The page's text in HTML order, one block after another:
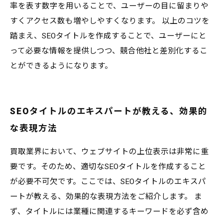
率を表す数字を用いることで、ユーザーの目に留まりや
すくアクセス数も増やしやすくなります。 以上のコツを
踏まえ、SEOタイトルを作成することで、ユーザーにと
って必要な情報を提供しつつ、競合他社と差別化するこ
とができるようになります。
SEOタイトルのエキスパートが教える、効果的
な表現方法
買取業界において、ウェブサイトの上位表示は非常に重
要です。そのため、適切なSEOタイトルを作成すること
が必要不可欠です。ここでは、SEOタイトルのエキスパ
ートが教える、効果的な表現方法をご紹介します。 ま
ず、タイトルには業種に関連するキーワードを必ず含め